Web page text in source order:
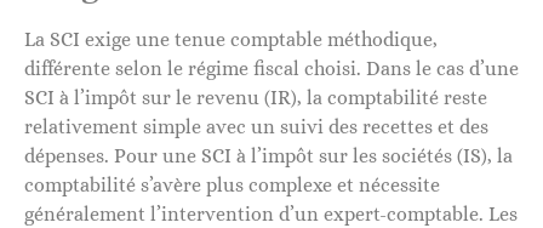
La SCI exige une tenue comptable méthodique,
différente selon le régime fiscal choisi. Dans le cas d’une
SCI à l’impôt sur le revenu (IR), la comptabilité reste
relativement simple avec un suivi des recettes et des
dépenses. Pour une SCI à l’impôt sur les sociétés (IS), la
comptabilité s’avère plus complexe et nécessite
généralement l’intervention d’un expert-comptable. Les